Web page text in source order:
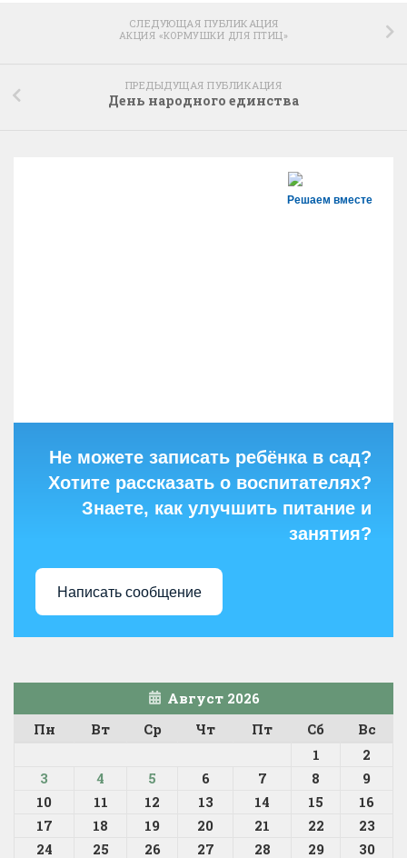
СЛЕДУЮЩАЯ ПУБЛИКАЦИЯ
АКЦИЯ «КОРМУШКИ ДЛЯ ПТИЦ»
ПРЕДЫДУЩАЯ ПУБЛИКАЦИЯ
День народного единства
Решаем вместе
Не можете записать ребёнка в сад?
Хотите рассказать о воспитателях?
Знаете, как улучшить питание и
занятия?
Написать сообщение
Август 2026
Пн
Вт Ср Чт Пт Сб
Вс
1
2
3
4 5 6 7 8
9
10
11 12 13 14 15
16
17
18 19 20 21 22
23
24
25 26 27 28 29 30